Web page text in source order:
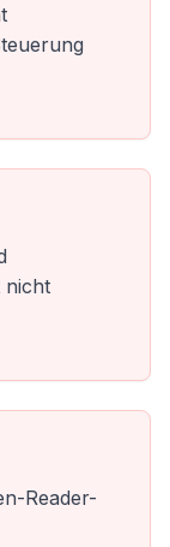
nicht
Reader-